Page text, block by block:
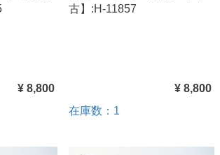
¥ 8,800
古】:H-11857
¥ 8,800
在庫数：1